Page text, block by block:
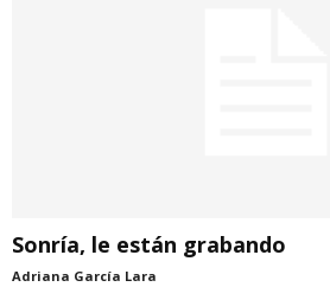
Sonría, le están grabando
Adriana García Lara